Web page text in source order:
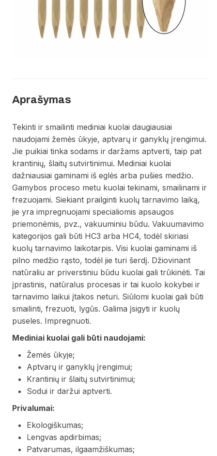
Aprašymas
Tekinti ir smailinti mediniai kuolai daugiausiai
naudojami žemės ūkyje, aptvarų ir ganyklų įrengimui.
Jie puikiai tinka sodams ir daržams aptverti, taip pat
krantinių, šlaitų sutvirtinimui. Mediniai kuolai
dažniausiai gaminami iš eglės arba pušies medžio.
Gamybos proceso metu kuolai tekinami, smailinami ir
frezuojami. Siekiant prailginti kuolų tarnavimo laiką,
jie yra impregnuojami specialiomis apsaugos
priemonėmis, pvz., vakuuminiu būdu. Vakuumavimo
kategorijos gali būti HC3 arba HC4, todėl skiriasi
kuolų tarnavimo laikotarpis. Visi kuolai gaminami iš
pilno medžio rąsto, todėl jie turi šerdį. Džiovinant
natūraliu ar priverstiniu būdu kuolai gali trūkinėti. Tai
įprastinis, natūralus procesas ir tai kuolo kokybei ir
tarnavimo laikui įtakos neturi. Siūlomi kuolai gali būti
smailinti, frezuoti, lygūs. Galima įsigyti ir kuolų
puseles. Impregnuoti.
Mediniai kuolai gali būti naudojami:
Žemės ūkyje;
Aptvarų ir ganyklų įrengimui;
Krantinių ir šlaitų sutvirtinimui;
Sodui ir daržui aptverti.
Privalumai:
Ekologiškumas;
Lengvas apdirbimas;
Patvarumas, ilgaamžiškumas;